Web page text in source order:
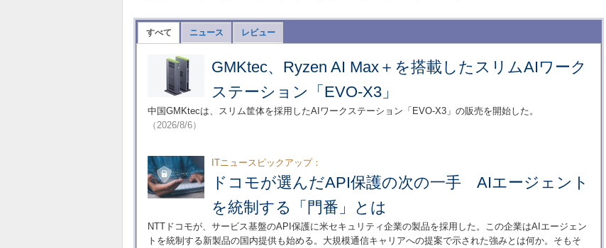
すべて ニュース レビュー
GMKtec、Ryzen AI Max＋を搭載したスリムAIワーク
ステーション「EVO-X3」
中国GMKtecは、スリム筐体を採用したAIワークステーション「EVO-X3」の販売を開始した。
（2026/8/6）
ITニュースピックアップ：
ドコモが選んだAPI保護の次の一手 AIエージェント
を統制する「門番」とは
NTTドコモが、サービス基盤のAPI保護に米セキュリティ企業の製品を採用した。この企業はAIエージェン
トを統制する新製品の国内提供も始める。大規模通信キャリアへの提案で示された強みとは何か。そもそ